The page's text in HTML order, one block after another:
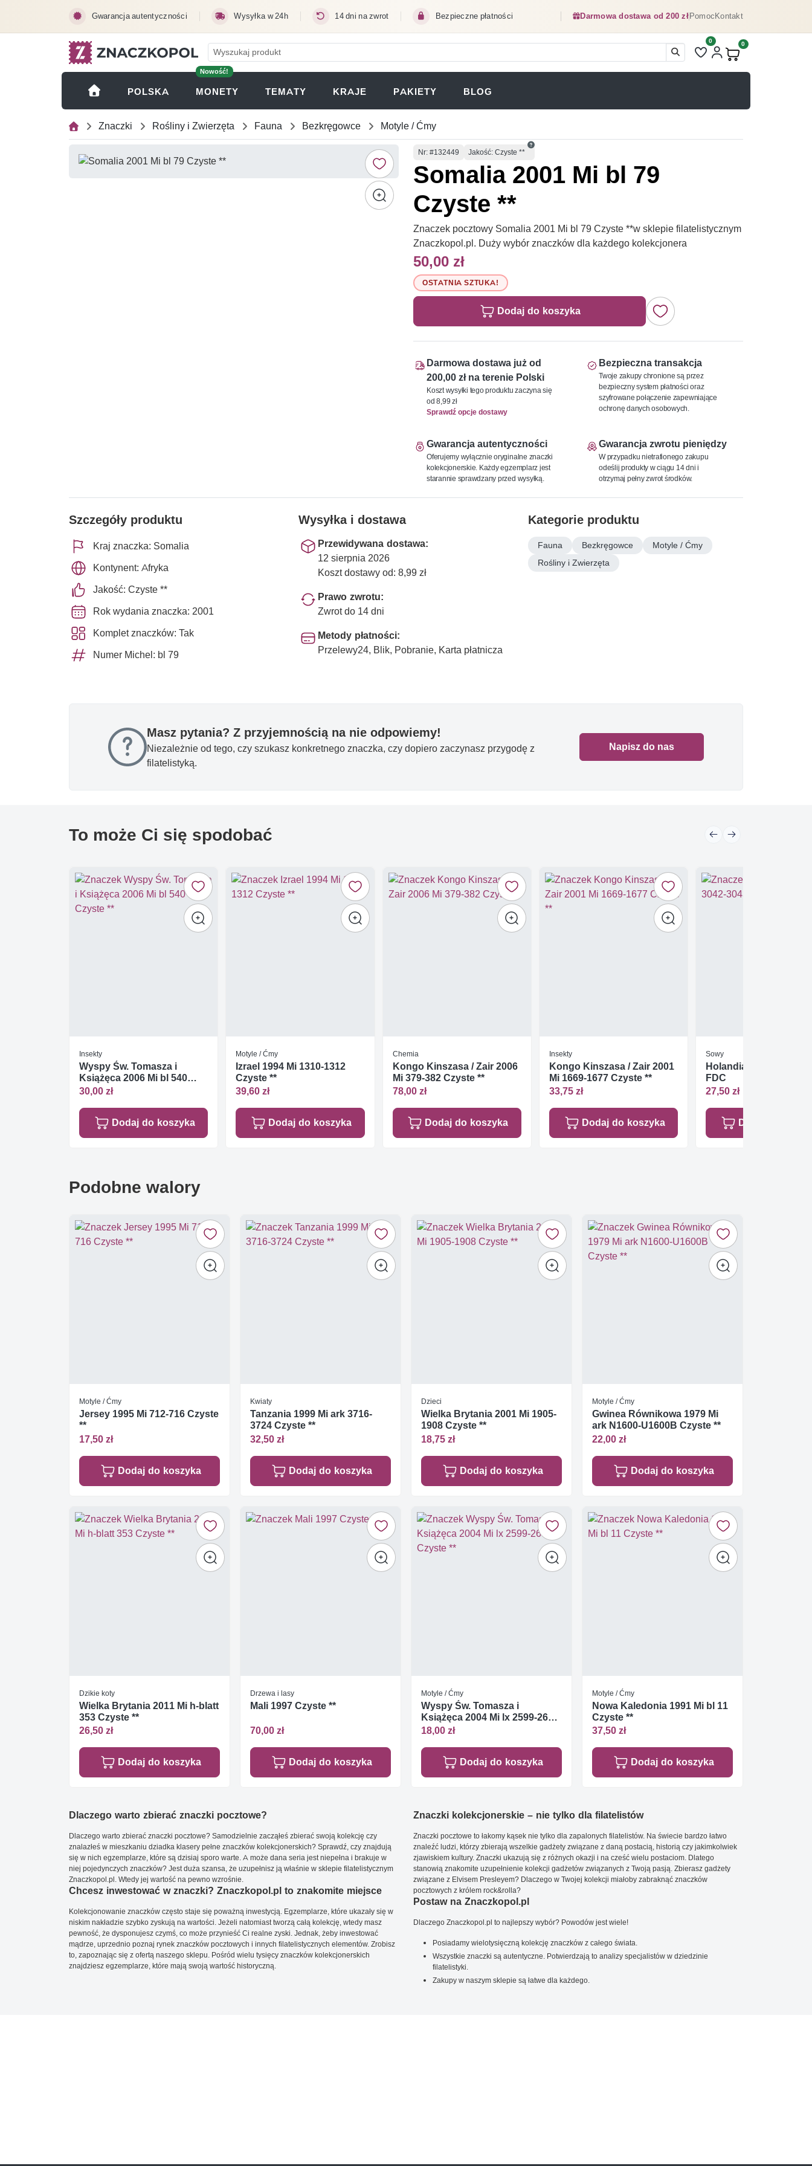
Gwarancja autentyczności Wysyłka w 24h 14 dni na zwrot Bezpieczne płatności Darmowa dostawa od 200 złPomocKontakt
Liczba pozycji na liście
0
Produkty w koszyku:
0
POLSKA
Nowość!
MONETY (OTWIERA SIĘ W NOWEJ KARCIE)
TEMATY KRAJE PAKIETY BLOG
Znaczki Rośliny i Zwierzęta Fauna Bezkręgowce Motyle / Ćmy
Numer
Nr: #132449 Jakość: Czyste **
Somalia 2001 Mi bl 79
Czyste **
Znaczek pocztowy Somalia 2001 Mi bl 79 Czyste **w sklepie filatelistycznym
Znaczkopol.pl. Duży wybór znaczków dla każdego kolekcjonera
50,00 zł
OSTATNIA SZTUKA!
Dodaj do koszyka
Darmowa dostawa już od
200,00 zł na terenie Polski
Koszt wysyłki tego produktu zaczyna się
od 8,99 zł
Sprawdź opcje dostawy
Bezpieczna transakcja
Twoje zakupy chronione są przez
bezpieczny system płatności oraz
szyfrowane połączenie zapewniające
ochronę danych osobowych.
Gwarancja autentyczności
Oferujemy wyłącznie oryginalne znaczki
kolekcjonerskie. Każdy egzemplarz jest
starannie sprawdzany przed wysyłką.
Gwarancja zwrotu pieniędzy
W przypadku nietrafionego zakupu
odeślij produkty w ciągu 14 dni i
otrzymaj pełny zwrot środków.
Szczegóły produktu
Kraj znaczka: Somalia
Kontynent: Afryka
Jakość: Czyste **
Rok wydania znaczka: 2001
Komplet znaczków: Tak
Numer Michel: bl 79
Wysyłka i dostawa
Przewidywana dostawa:
12 sierpnia 2026
Koszt dostawy od: 8,99 zł
Prawo zwrotu:
Zwrot do 14 dni
Metody płatności:
Przelewy24, Blik, Pobranie, Karta płatnicza
Kategorie produktu
Fauna Bezkręgowce
Motyle / Ćmy
Rośliny i Zwierzęta
Masz pytania? Z przyjemnością na nie odpowiemy!
Niezależnie od tego, czy szukasz konkretnego znaczka, czy dopiero zaczynasz przygodę z
filatelistyką.
Napisz do nas
To może Ci się spodobać
Insekty
Wyspy Św. Tomasza i
Książęca 2006 Mi bl 540
Czyste **
30,00 zł
Dodaj do koszyka
Motyle / Ćmy
Izrael 1994 Mi 1310-1312
Czyste **
39,60 zł
Dodaj do koszyka
Chemia
Kongo Kinszasa / Zair 2006
Mi 379-382 Czyste **
78,00 zł
Dodaj do koszyka
Insekty
Kongo Kinszasa / Zair 2001
Mi 1669-1677 Czyste **
33,75 zł
Dodaj do koszyka
Sowy
Holandia 2012 Mi
FDC
27,50 zł
Dodaj do
Podobne walory
Motyle / Ćmy
Jersey 1995 Mi 712-716 Czyste
**
17,50 zł
Dodaj do koszyka
Kwiaty
Tanzania 1999 Mi ark 3716-
3724 Czyste **
32,50 zł
Dodaj do koszyka
Dzieci
Wielka Brytania 2001 Mi 1905-
1908 Czyste **
18,75 zł
Dodaj do koszyka
Motyle / Ćmy
Gwinea Równikowa 1979 Mi
ark N1600-U1600B Czyste **
22,00 zł
Dodaj do koszyka
Dzikie koty
Wielka Brytania 2011 Mi h-blatt
353 Czyste **
26,50 zł
Dodaj do koszyka
Drzewa i lasy
Mali 1997 Czyste **
70,00 zł
Dodaj do koszyka
Motyle / Ćmy
Wyspy Św. Tomasza i
Książęca 2004 Mi lx 2599-2602
Czyste **
18,00 zł
Dodaj do koszyka
Motyle / Ćmy
Nowa Kaledonia 1991 Mi bl 11
Czyste **
37,50 zł
Dodaj do koszyka
Dlaczego warto zbierać znaczki pocztowe?
Dlaczego warto zbierać znaczki pocztowe? Samodzielnie zacząłeś zbierać swoją kolekcję czy
znalazłeś w mieszkaniu dziadka klasery pełne znaczków kolekcjonerskich? Sprawdź, czy znajdują
się w nich egzemplarze, które są dzisiaj sporo warte. A może dana seria jest niepełna i brakuje w
niej pojedynczych znaczków? Jest duża szansa, że uzupełnisz ją właśnie w sklepie filatelistycznym
Znaczkopol.pl. Wtedy jej wartość na pewno wzrośnie.
Chcesz inwestować w znaczki? Znaczkopol.pl to znakomite miejsce
Kolekcjonowanie znaczków często staje się poważną inwestycją. Egzemplarze, które ukazały się w
niskim nakładzie szybko zyskują na wartości. Jeżeli natomiast tworzą całą kolekcję, wtedy masz
pewność, że dysponujesz czymś, co może przynieść Ci realne zyski. Jednak, żeby inwestować
mądrze, uprzednio poznaj rynek znaczków pocztowych i innych filatelistycznych elementów. Zrobisz
to, zapoznając się z ofertą naszego sklepu. Pośród wielu tysięcy znaczków kolekcjonerskich
znajdziesz egzemplarze, które mają swoją wartość historyczną.
Znaczki kolekcjonerskie – nie tylko dla filatelistów
Znaczki pocztowe to łakomy kąsek nie tylko dla zapalonych filatelistów. Na świecie bardzo łatwo
znaleźć ludzi, którzy zbierają wszelkie gadżety związane z daną postacią, historią czy jakimkolwiek
zjawiskiem kultury. Znaczki ukazują się z różnych okazji i na cześć wielu postaciom. Dlatego
stanowią znakomite uzupełnienie kolekcji gadżetów związanych z Twoją pasją. Zbierasz gadżety
związane z Elvisem Presleyem? Dlaczego w Twojej kolekcji miałoby zabraknąć znaczków
pocztowych z królem rock&rolla?
Postaw na Znaczkopol.pl
Dlaczego Znaczkopol.pl to najlepszy wybór? Powodów jest wiele!
Posiadamy wielotysięczną kolekcję znaczków z całego świata.
Wszystkie znaczki są autentyczne. Potwierdzają to analizy specjalistów w dziedzinie
filatelistyki.
Zakupy w naszym sklepie są łatwe dla każdego.